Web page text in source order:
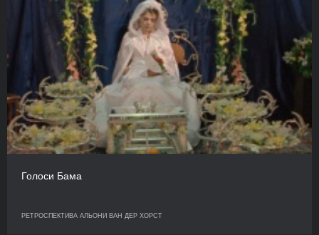
Голоси Бама
РЕТРОСПЕКТИВА АЛЬОНИ ВАН ДЕР ХОРСТ